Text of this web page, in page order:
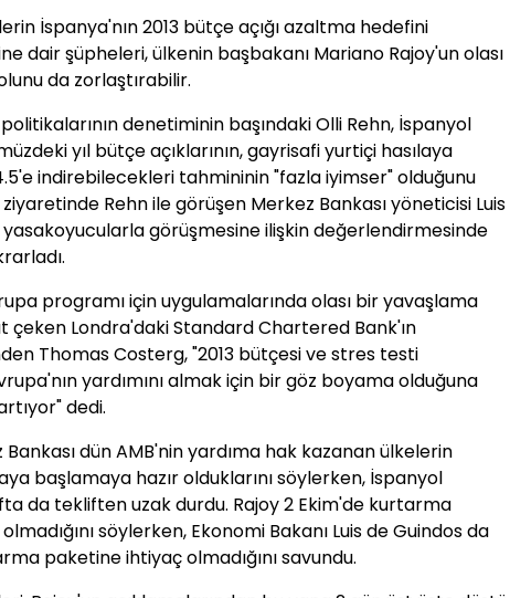
İspanya'nın 2013 bütçe açığı azaltma hedefini
dair şüpheleri, ülkenin başbakanı Mariano Rajoy'un olası
da zorlaştırabilir.
denetiminin başındaki Olli Rehn, İspanyol
yıl bütçe açıklarının, gayrisafi yurtiçi hasılaya
indirebilecekleri tahmininin "fazla iyimser" olduğunu
Rehn ile görüşen Merkez Bankası yöneticisi Luis
yasakoyucularla görüşmesine ilişkin değerlendirmesinde
programı için uygulamalarında olası bir yavaşlama
çeken Londra'daki Standard Chartered Bank'ın
Thomas Costerg, "2013 bütçesi ve stres testi
yardımını almak için bir göz boyama olduğuna
dedi.
dün AMB'nin yardıma hak kazanan ülkelerin
başlamaya hazır olduklarını söylerken, İspanyol
da tekliften uzak durdu. Rajoy 2 Ekim'de kurtarma
olmadığını söylerken, Ekonomi Bakanı Luis de Guindos da
paketine ihtiyaç olmadığını savundu.